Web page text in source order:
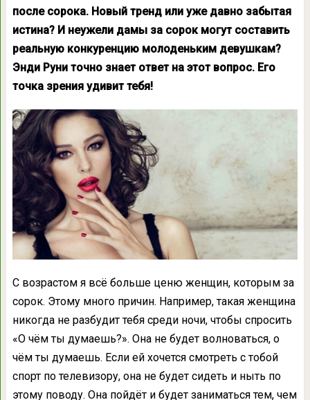
после сорока. Новый тренд или уже давно забытая
истина? И неужели дамы за сорок могут составить
реальную конкуренцию молоденьким девушкам?
Энди Руни точно знает ответ на этот вопрос. Его
точка зрения удивит тебя!
С возрастом я всё больше ценю женщин, которым за
сорок. Этому много причин. Например, такая женщина
никогда не разбудит тебя среди ночи, чтобы спросить
«О чём ты думаешь?». Она не будет волноваться, о
чём ты думаешь. Если ей хочется смотреть с тобой
спорт по телевизору, она не будет сидеть и ныть по
этому поводу. Она пойдёт и будет заниматься тем, чем